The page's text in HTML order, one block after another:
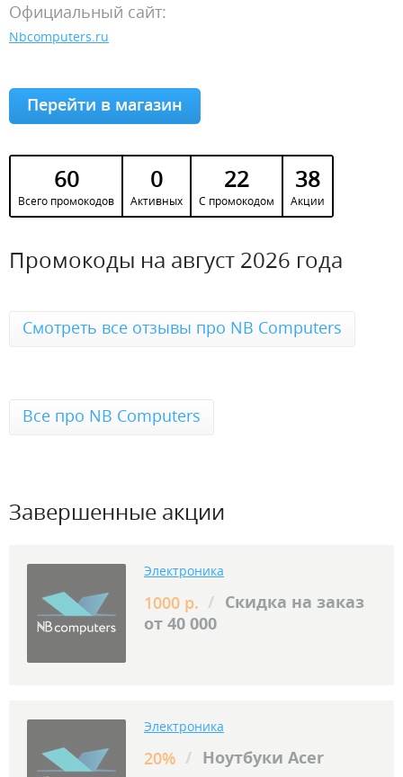
Официальный сайт:
Nbcomputers.ru
Перейти в магазин
60
Всего промокодов
0
Активных
22
С промокодом
38
Акции
Промокоды на август 2026 года
Смотреть все отзывы про NB Computers
Все про NB Computers
Завершенные акции
Электроника
1000 р. / Скидка на заказ
от 40 000
Электроника
20% / Ноутбуки Acer